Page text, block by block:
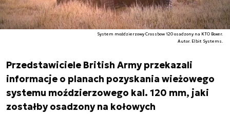
System moździerzowy Crossbow 120 osadzony na KTO Boxer.
Autor. Elbit Systems.
Przedstawiciele British Army przekazali
informacje o planach pozyskania wieżowego
systemu moździerzowego kal. 120 mm, jaki
zostałby osadzony na kołowych